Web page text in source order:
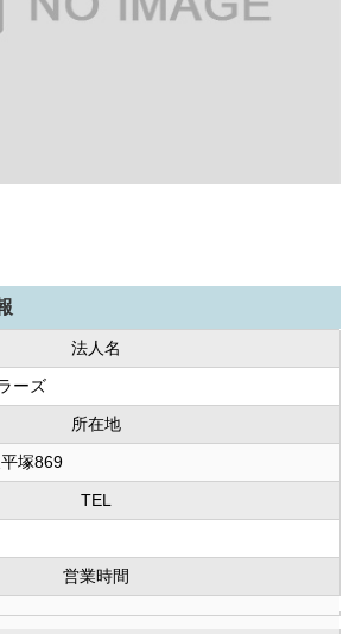
法人名
ーズ
所在地
塚869
TEL
営業時間